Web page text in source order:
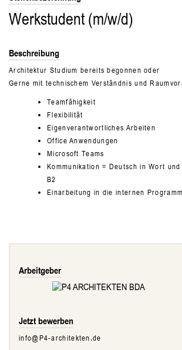
Werkstudent (m/w/d)
Beschreibung
Architektur Studium bereits begonnen oder
Gerne mit technischem Verständnis und
Teamfähigkeit
Flexibilität
Eigenverantwortliches Arbeiten
Office Anwendungen
Microsoft Teams
Kommunikation = Deutsch in Wort
B2
Einarbeitung in die internen
Arbeitgeber
Jetzt bewerben
info@P4-architekten.de